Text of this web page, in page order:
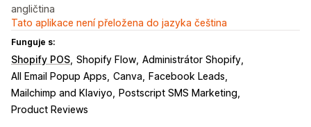
angličtina
Tato aplikace není přeložena do jazyka čeština
Funguje s:
Shopify POS Shopify Flow Administrátor Shopify
All Email Popup Apps Canva
Facebook Leads
Mailchimp and Klaviyo
Postscript SMS Marketing
Product Reviews